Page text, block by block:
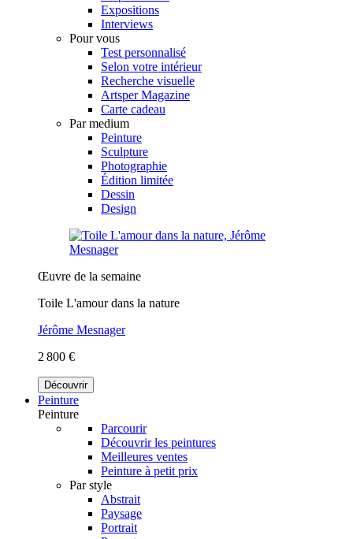
Expositions
Interviews
Pour vous
Test personnalisé
Selon votre intérieur
Recherche visuelle
Artsper Magazine
Carte cadeau
Par medium
Peinture
Sculpture
Photographie
Édition limitée
Dessin
Design
Œuvre de la semaine
Toile L'amour dans la nature
Jérôme Mesnager
2 800 €
Découvrir
Peinture
Peinture
Parcourir
Découvrir les peintures
Meilleures ventes
Peinture à petit prix
Par style
Abstrait
Paysage
Portrait